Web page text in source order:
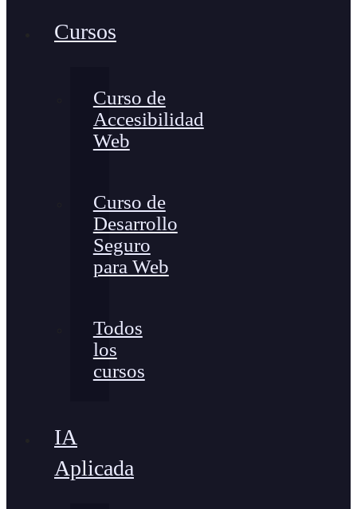
Cursos
Curso de
Accesibilidad
Web
Curso de
Desarrollo
Seguro
para Web
Todos
los
cursos
IA
Aplicada